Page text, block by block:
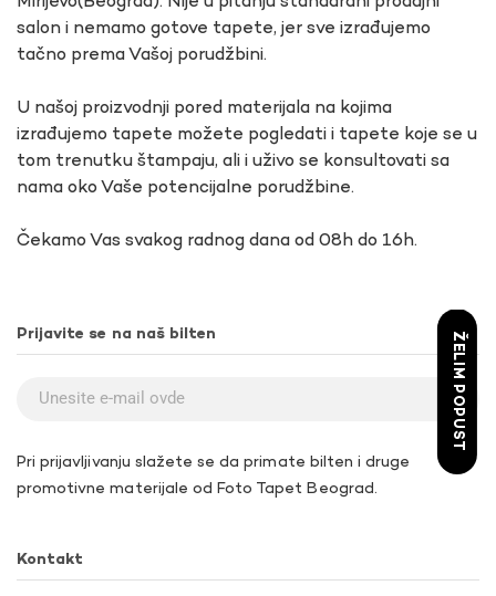
salon i nemamo gotove tapete, jer sve izrađujemo
tačno prema Vašoj porudžbini.
U našoj proizvodnji pored materijala na kojima
izrađujemo tapete možete pogledati i tapete koje se u
tom trenutku štampaju, ali i uživo se konsultovati sa
nama oko Vaše potencijalne porudžbine.
Čekamo Vas svakog radnog dana od 08h do 16h.
Prijavite se na naš bilten
Pri prijavljivanju slažete se da primate bilten i druge
promotivne materijale od Foto Tapet Beograd.
Kontakt
ŽELIM POPUST